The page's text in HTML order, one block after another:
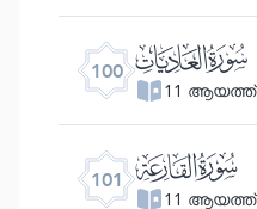
100 ﰑ
11 ആയത്ത്
101 ﰒ
11 ആയത്ത്